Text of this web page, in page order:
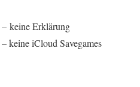
– keine Erklärung
– keine iCloud Savegames